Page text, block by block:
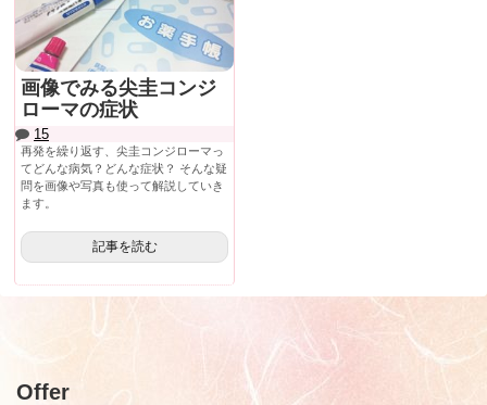
画像でみる尖圭コンジ
ローマの症状
15
再発を繰り返す、尖圭コンジローマっ
てどんな病気？どんな症状？ そんな疑
問を画像や写真も使って解説していき
ます。
記事を読む
Offer